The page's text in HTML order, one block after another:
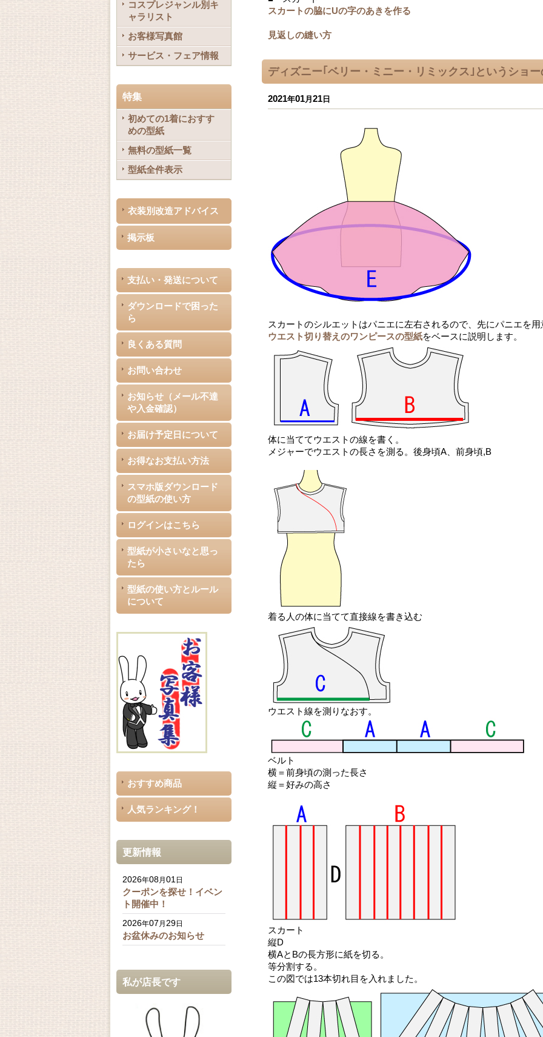
コスプレジャンル別キ
ャラリスト
お客様写真館
サービス・フェア情報
特集
初めての1着におすす
めの型紙
無料の型紙一覧
型紙全件表示
衣装別改造アドバイス
掲示板
支払い・発送について
ダウンロードで困った
ら
良くある質問
お問い合わせ
お知らせ（メール不達
や入金確認）
お届け予定日について
お得なお支払い方法
スマホ版ダウンロード
の型紙の使い方
ログインはこちら
型紙が小さいなと思っ
たら
型紙の使い方とルール
について
おすすめ商品
人気ランキング！
更新情報
2026年08月01 日
クーポンを探せ！イベン
ト開催中！
2026年07 月 29日
お盆休みのお知らせ
私が店長です
スカートの脇にUの字のあきを作る
見返しの縫い方
ディズニー｢ベリー・ミニー・リミックス｣というショ
2021年01月 21 日
スカートのシルエットはパニエに左右されるので、先にパニエを用
ウエスト切り替えのワンピースの型紙をベースに説明します。
体に当ててウエストの線を書く。
メジャーでウエストの長さを測る。後身頃A、前身頃,B
着る人の体に当てて直接線を書き込む
ウエスト線を測りなおす。
ベルト
横＝前身頃の測った長さ
縦＝好みの高さ
スカート
縦D
横AとBの長方形に紙を切る。
等分割する。
この図では13本切れ目を入れました。